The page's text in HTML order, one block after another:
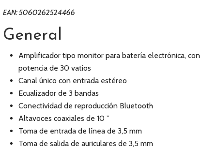
EAN: 5060262524466
General
Amplificador tipo monitor para batería electrónica, con
potencia de 30 vatios
Canal único con entrada estéreo
Ecualizador de 3 bandas
Conectividad de reproducción Bluetooth
Altavoces coaxiales de 10 ”
Toma de entrada de línea de 3,5 mm
Toma de salida de auriculares de 3,5 mm